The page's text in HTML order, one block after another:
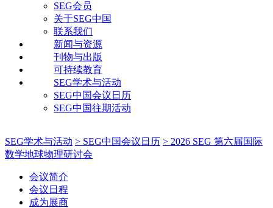
SEG会员
关于SEG中国
联系我们
新闻与资源
刊物与出版
可持续教育
SEG学术与活动
SEG中国会议日历
SEG中国往期活动
SEG学术与活动 > SEG中国会议日历 > 2026 SEG 第六届国际
数学地球物理研讨会
会议简介
会议日程
成为展商